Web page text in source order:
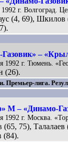
1992 г. Волгоград.
(4, 69),
–
1992 г. Тюмень.
(26).
Премьер-лига.
М – «Динамо-
1992 г. Москва.
(65, 75),
(84).